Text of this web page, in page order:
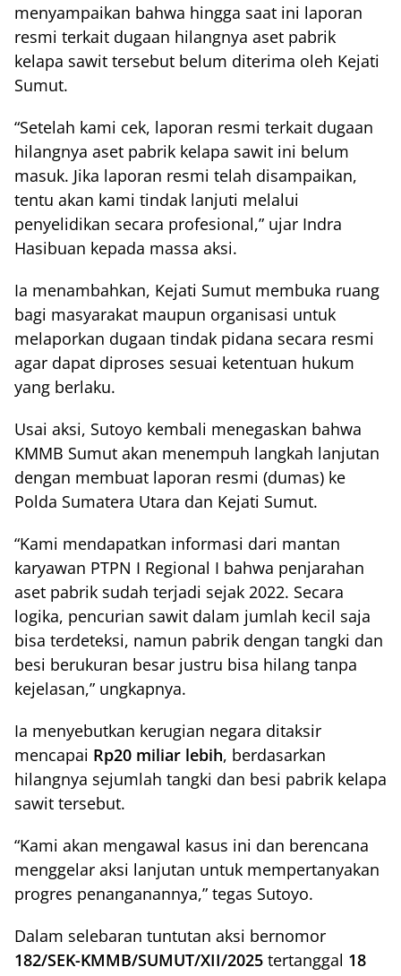
menyampaikan bahwa hingga saat ini laporan
resmi terkait dugaan hilangnya aset pabrik
kelapa sawit tersebut belum diterima oleh Kejati
Sumut.
“Setelah kami cek, laporan resmi terkait dugaan
hilangnya aset pabrik kelapa sawit ini belum
masuk. Jika laporan resmi telah disampaikan,
tentu akan kami tindak lanjuti melalui
penyelidikan secara profesional,” ujar Indra
Hasibuan kepada massa aksi.
Ia menambahkan, Kejati Sumut membuka ruang
bagi masyarakat maupun organisasi untuk
melaporkan dugaan tindak pidana secara resmi
agar dapat diproses sesuai ketentuan hukum
yang berlaku.
Usai aksi, Sutoyo kembali menegaskan bahwa
KMMB Sumut akan menempuh langkah lanjutan
dengan membuat laporan resmi (dumas) ke
Polda Sumatera Utara dan Kejati Sumut.
“Kami mendapatkan informasi dari mantan
karyawan PTPN I Regional I bahwa penjarahan
aset pabrik sudah terjadi sejak 2022. Secara
logika, pencurian sawit dalam jumlah kecil saja
bisa terdeteksi, namun pabrik dengan tangki dan
besi berukuran besar justru bisa hilang tanpa
kejelasan,” ungkapnya.
Ia menyebutkan kerugian negara ditaksir
mencapai Rp20 miliar lebih, berdasarkan
hilangnya sejumlah tangki dan besi pabrik kelapa
sawit tersebut.
“Kami akan mengawal kasus ini dan berencana
menggelar aksi lanjutan untuk mempertanyakan
progres penanganannya,” tegas Sutoyo.
Dalam selebaran tuntutan aksi bernomor
182/SEK-KMMB/SUMUT/XII/2025 tertanggal 18